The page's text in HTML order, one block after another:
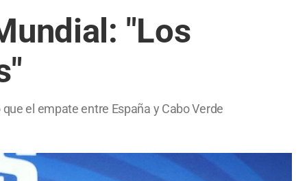
"Los
el empate entre España y Cabo Verde